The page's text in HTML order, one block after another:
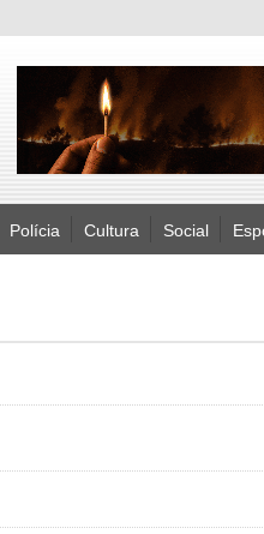
Polícia Cultura Social